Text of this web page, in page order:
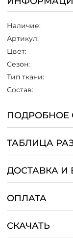
Наличие:
Артикул:
Цвет:
Сезон:
Тип ткани:
Состав:
ПОДРОБНОЕ
ТАБЛИЦА
ДОСТАВКА И
ОПЛАТА
СКАЧАТЬ